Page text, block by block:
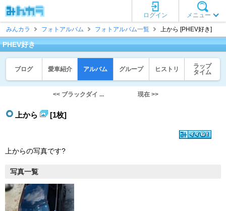
メニュー
ログイン
みんカラ
フォトアルバム フォトアルバム一覧 上から [PHEV好き]
PHEV好き
ブログ 愛車紹介 アルバム グループ ヒストリ
ラップ
タイム
<< ブラックダイ ... 現在 >>
上から [1枚]
上からの写真です?
写真一覧